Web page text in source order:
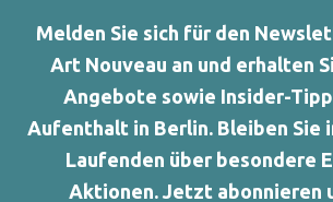
Melden Sie sich für den
Art Nouveau an und erhalten
Angebote sowie Insider-
Aufenthalt in Berlin. Bleiben Sie
Laufenden über besondere
Aktionen. Jetzt abonnieren